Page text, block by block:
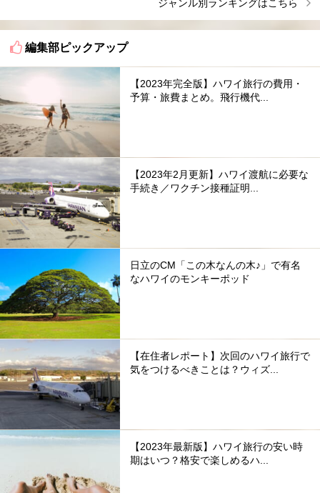
ジャンル別ランキングはこちら
編集部ピックアップ
【2023年完全版】ハワイ旅行の費用・
予算・旅費まとめ。飛行機代...
【2023年2月更新】ハワイ渡航に必要な
手続き／ワクチン接種証明...
日立のCM「この木なんの木♪」で有名
なハワイのモンキーポッド
【在住者レポート】次回のハワイ旅行で
気をつけるべきことは？ウィズ...
【2023年最新版】ハワイ旅行の安い時
期はいつ？格安で楽しめるハ...